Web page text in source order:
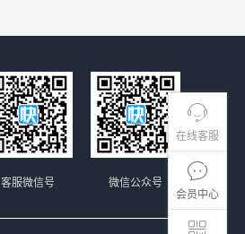
在线客服
会员中心
微信公众号
客服微信号